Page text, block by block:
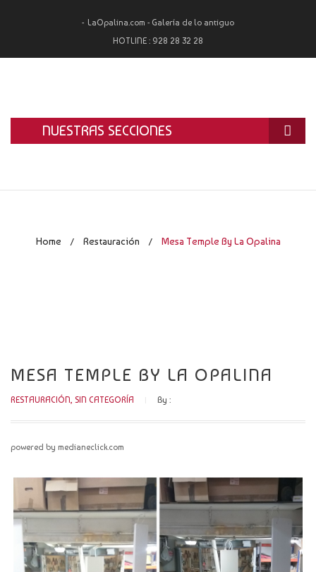
LaOpalina.com - Galería de lo antiguo
HOTLINE : 928 28 32 28
NUESTRAS SECCIONES
LA OPALINA
CONTACTO
Home / Restauración / Mesa Temple By La Opalina
MESA TEMPLE BY LA OPALINA
RESTAURACIÓN, SIN CATEGORÍA By :
powered by medianeclick.com